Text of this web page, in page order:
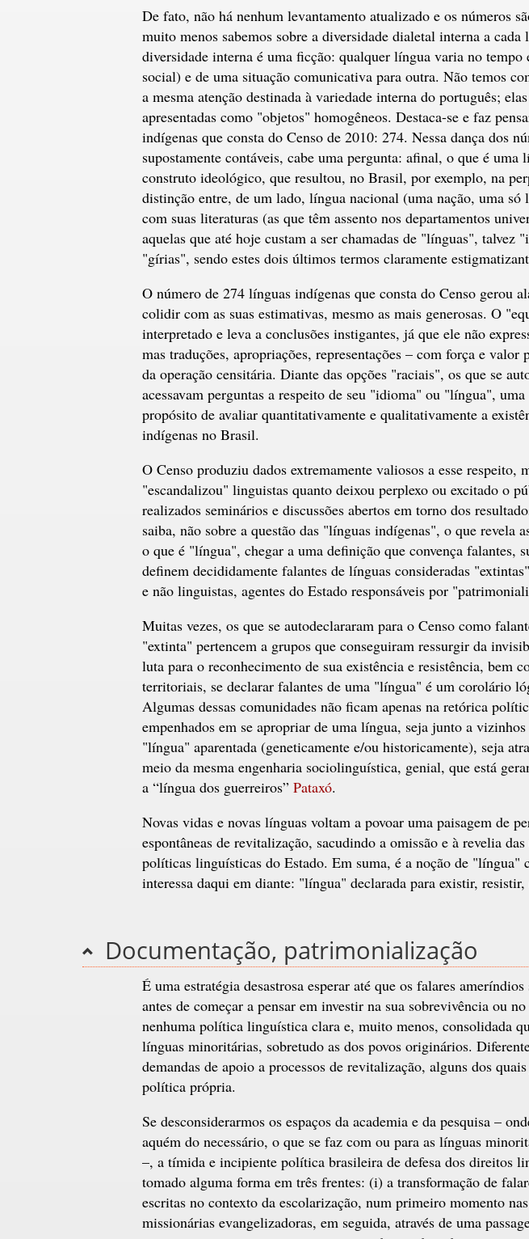
De fato, não há nenhum levantamento atualizado e os números
muito menos sabemos sobre a diversidade dialetal interna a
diversidade interna é uma ficção: qualquer língua varia no tempo
social) e de uma situação comunicativa para outra. Não temos
a mesma atenção destinada à variedade interna do português;
apresentadas como "objetos" homogêneos. Destaca-se e faz
indígenas que consta do Censo de 2010: 274. Nessa dança dos
supostamente contáveis, cabe uma pergunta: afinal, o que é uma
construto ideológico, que resultou, no Brasil, por exemplo, na
distinção entre, de um lado, língua nacional (uma nação, uma
com suas literaturas (as que têm assento nos departamentos
aquelas que até hoje custam a ser chamadas de "línguas", talvez
"gírias", sendo estes dois últimos termos claramente
O número de 274 línguas indígenas que consta do Censo gerou
colidir com as suas estimativas, mesmo as mais generosas. O
interpretado e leva a conclusões instigantes, já que ele não
mas traduções, apropriações, representações – com força e
da operação censitária. Diante das opções "raciais", os que se
acessavam perguntas a respeito de seu "idioma" ou "língua",
propósito de avaliar quantitativamente e qualitativamente a
indígenas no Brasil.
O Censo produziu dados extremamente valiosos a esse respeito,
"escandalizou" linguistas quanto deixou perplexo ou excitado o
realizados seminários e discussões abertos em torno dos
saiba, não sobre a questão das "línguas indígenas", o que revela
o que é "língua", chegar a uma definição que convença falantes,
definem decididamente falantes de línguas consideradas
e não linguistas, agentes do Estado responsáveis por
Muitas vezes, os que se autodeclararam para o Censo como
"extinta" pertencem a grupos que conseguiram ressurgir da
luta para o reconhecimento de sua existência e resistência, bem
territoriais, se declarar falantes de uma "língua" é um corolário
Algumas dessas comunidades não ficam apenas na retórica
empenhados em se apropriar de uma língua, seja junto a
"língua" aparentada (geneticamente e/ou historicamente), seja
meio da mesma engenharia sociolinguística, genial, que está
a “língua dos guerreiros” Pataxó.
Novas vidas e novas línguas voltam a povoar uma paisagem de
espontâneas de revitalização, sacudindo a omissão e à revelia
políticas linguísticas do Estado. Em suma, é a noção de "língua"
interessa daqui em diante: "língua" declarada para existir, resistir,
Documentação, patrimonialização
É uma estratégia desastrosa esperar até que os falares
antes de começar a pensar em investir na sua sobrevivência ou
nenhuma política linguística clara e, muito menos, consolidada
línguas minoritárias, sobretudo as dos povos originários.
demandas de apoio a processos de revitalização, alguns dos
política própria.
Se desconsiderarmos os espaços da academia e da pesquisa –
aquém do necessário, o que se faz com ou para as línguas
–, a tímida e incipiente política brasileira de defesa dos direitos
tomado alguma forma em três frentes: (i) a transformação de
escritas no contexto da escolarização, num primeiro momento
missionárias evangelizadoras, em seguida, através de uma